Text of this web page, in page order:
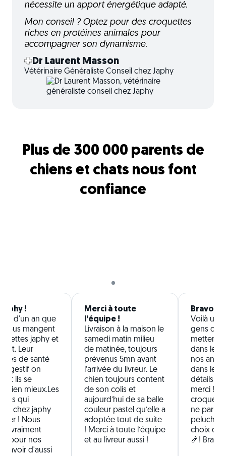
nécessite un apport énergétique adapté.
Mon conseil ? Optez pour des croquettes
riches en protéines animales pour
accompagner son dynamisme.
Dr Laurent Masson
Vétérinaire Généraliste Conseil chez Japhy
Plus de 300 000 parents de
chiens et chats nous font
confiance
!
d'un an que
mangent
japhy et
Leur
de santé
digestif on
et ils se
bien mieux.Les
qui
chez japhy
! Nous
vraiment
pour nos
d'avoir d'aussi
Merci à toute
l’équipe !
Livraison à la maison le
samedi matin milieu
de matinée, toujours
prévenus 5mn avant
l’arrivée du livreur. Le
chien toujours content
de son colis et
aujourd’hui de sa balle
couleur pastel qu’elle a
adoptée tout de suite
! Merci à toute l’équipe
et au livreur aussi !
Bravo !
Voilà
gens de
mettent
dans le
nos
dans les
détails !
merci !
ne
peluches
choix de
🍤! Bravo